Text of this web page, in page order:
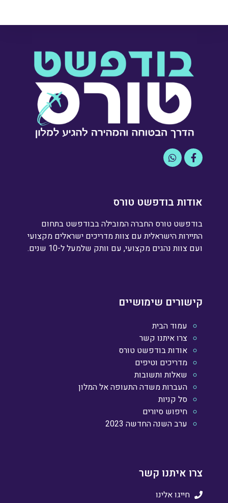
אודות בודפשט טורס
בודפשט טורס החברה המובילה בבודפשט בתחום
התיירות הישראלית עם צוות מדריכים ישראלים מקצועי
ועם צוות נהגים מקצועי, עם וותק שלמעל ל-10 שנים.
קישורים שימושיים
עמוד הבית
צרו איתנו קשר
אודות בודפשט טורס
מדריכים וטיפים
שאלות ותשובות
העברות משדה התעופה אל המלון
סל קניות
חיפוש סיורים
ערב השנה החדשה 2023
צרו איתנו קשר
חייגו אלינו